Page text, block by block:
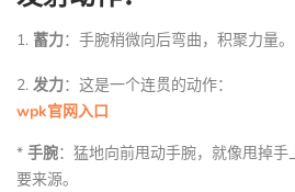
1. 蓄力：手腕稍微向后弯曲，积聚力量。
2. 发力：这是一个连贯的动作：
wpk官网入口
* 手腕：猛地向前甩动手腕，就像甩掉
要来源。